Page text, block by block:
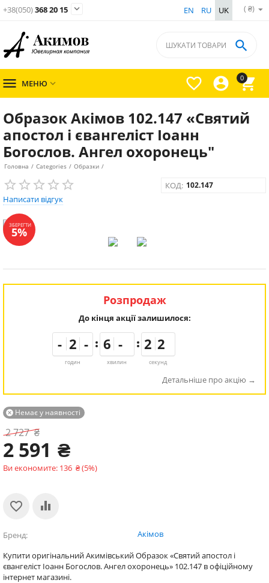
( ₴)
EN RU UK
+38(050)368 20 15 
0




 МЕНЮ 
Образок Акімов 102.147 «Святий
апостол і євангеліст Іоанн
Богослов. Ангел охоронець"
Головна / Categories / Образки /
Написати відгук
КОД: 102.147
ЗБЕРЕГТИ
5%
Розпродаж
До кінця акції залишилося:
годин
-
-
-
- 1
1
2
2 -
-
-
-
хвилин
5
5
6
6 -
-
-
-
секунд
1
1
2
2 1
1
2
2
Детальніше про акцію
Немає у наявності

2 727₴
2 591 ₴
Ви економите: 136 ₴(5%)
Бренд Акімов
Купити оригінальний Акимівський Образок «Святий апостол і
євангеліст Іоанн Богослов. Ангел охоронець» 102.147 в офіційному
інтернет магазині.